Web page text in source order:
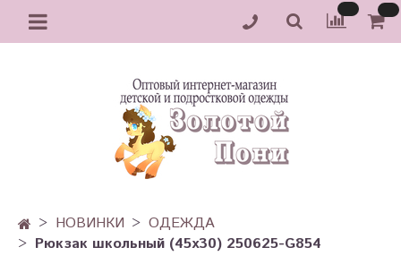
НОВИНКИ
ОДЕЖДА
Рюкзак школьный (45х30) 250625-G854